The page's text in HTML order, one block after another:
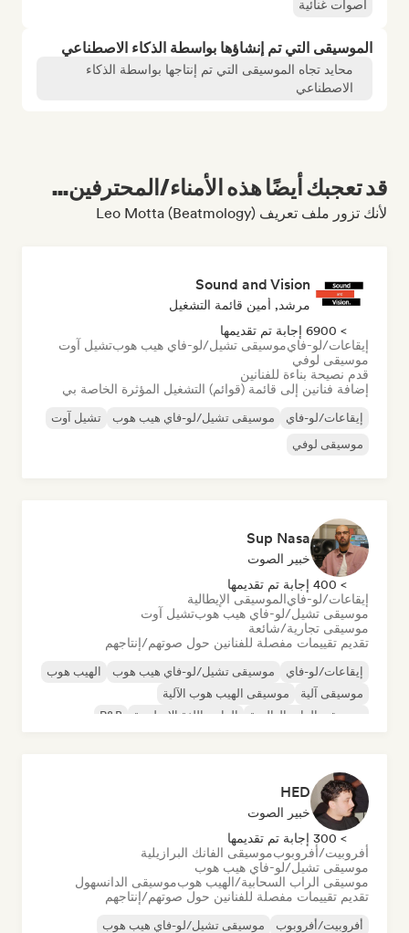
أصوات غنائية
الموسيقى التي تم إنشاؤها بواسطة الذكاء الاصطناعي
محايد تجاه الموسيقى التي تم إنتاجها بواسطة الذكاء
الاصطناعي
قد تعجبك أيضًا هذه الأمناء/المحترفين...
لأنك تزور ملف تعريف Leo Motta (Beatmology)
Sound and Vision
مرشد, أمين قائمة التشغيل
> 6900 إجابة تم تقديمها
إيقاعات/لو-فايموسيقى تشيل/لو-فاي هيب هوبتشيل آوت
موسيقى لوفي
قدم نصيحة بناءة للفنانين
إضافة فنانين إلى قائمة (قوائم) التشغيل المؤثرة الخاصة بي
إيقاعات/لو-فاي موسيقى تشيل/لو-فاي هيب هوب
تشيل آوت
موسيقى لوفي
Sup Nasa
خبير الصوت
> 400 إجابة تم تقديمها
إيقاعات/لو-فايالموسيقى الإيطالية
موسيقى تشيل/لو-فاي هيب هوبتشيل آوت
موسيقى تجارية/شائعة
تقديم تقييمات مفصلة للفنانين حول صوتهم/إنتاجهم
إيقاعات/لو-فاي موسيقى تشيل/لو-فاي هيب هوب
الهيب هوب
موسيقى آلية
موسيقى الهيب هوب الآلية
موسيقى الراب العالمية
الراب باللغة الإنجليزية R&B
HED
خبير الصوت
> 300 إجابة تم تقديمها
أفروبيت/أفروبوبموسيقى الفانك البرازيلية
موسيقى تشيل/لو-فاي هيب هوب
موسيقى الراب السحابية/الهيب هوبموسيقى الدانسهول
تقديم تقييمات مفصلة للفنانين حول صوتهم/إنتاجهم
أفروبيت/أفروبوب
موسيقى تشيل/لو-فاي هيب هوب